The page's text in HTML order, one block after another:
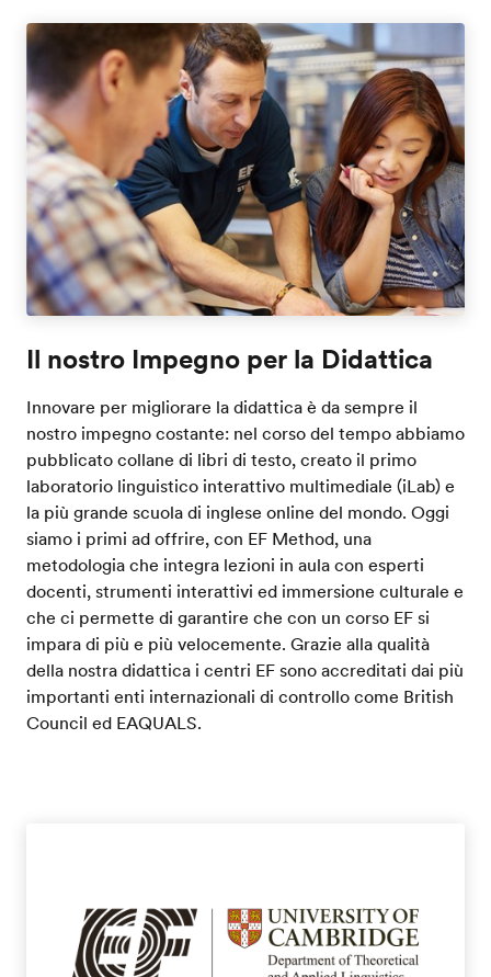
Il nostro Impegno per la Didattica
Innovare per migliorare la didattica è da sempre il
nostro impegno costante: nel corso del tempo abbiamo
pubblicato collane di libri di testo, creato il primo
laboratorio linguistico interattivo multimediale (iLab) e
la più grande scuola di inglese online del mondo. Oggi
siamo i primi ad offrire, con EF Method, una
metodologia che integra lezioni in aula con esperti
docenti, strumenti interattivi ed immersione culturale e
che ci permette di garantire che con un corso EF si
impara di più e più velocemente. Grazie alla qualità
della nostra didattica i centri EF sono accreditati dai più
importanti enti internazionali di controllo come British
Council ed EAQUALS.